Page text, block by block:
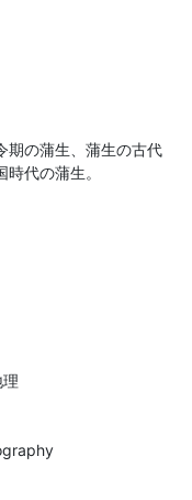
期の蒲生、蒲生の古代
代の蒲生。